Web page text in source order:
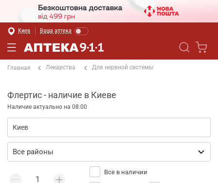
Киев Ваша аптека
Главная Лекарства Для нервной системы
Флертис - наличие в Киеве
Наличие актуально на 08:00
Все в наличии